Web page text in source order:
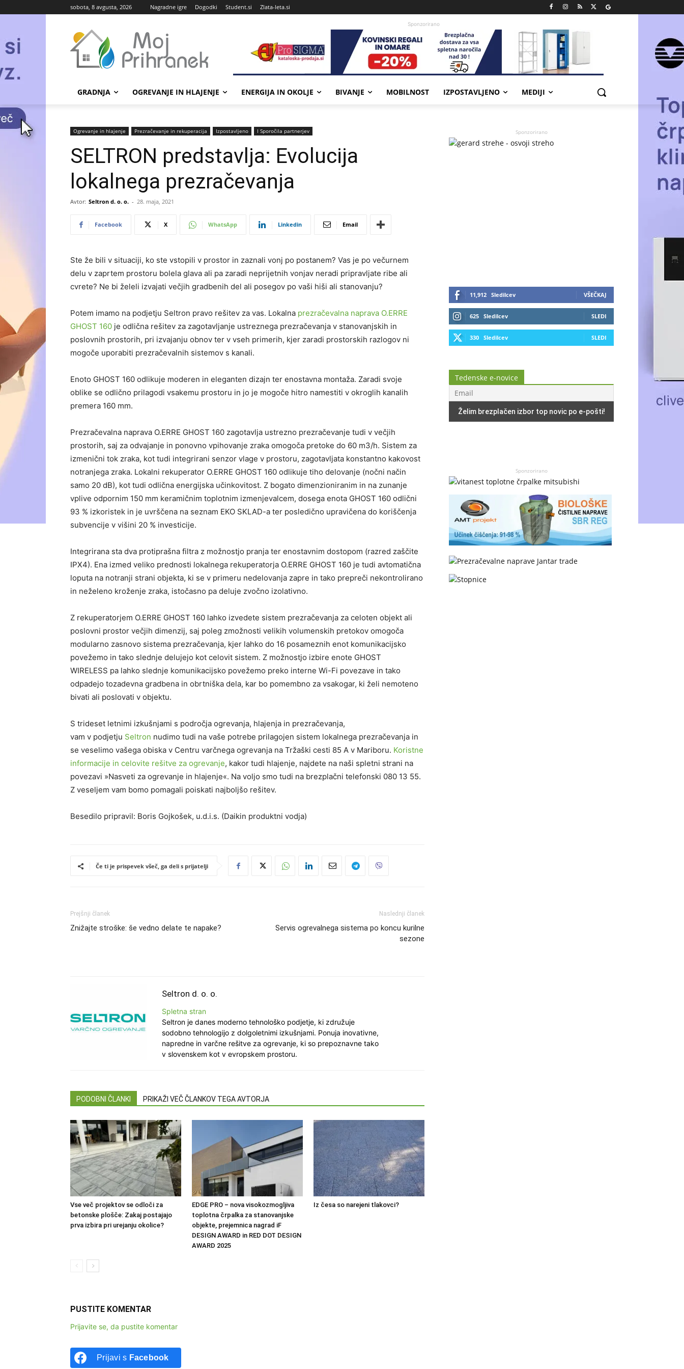
sobota, 8 avgusta, 2026 Nagradne igre Dogodki Student.si Zlata-leta.si
Sponzorirano
GRADNJA OGREVANJE IN HLAJENJE ENERGIJA IN OKOLJE BIVANJE MOBILNOST IZPOSTAVLJENO MEDIJI
Ogrevanje in hlajenje Prezračevanje in rekuperacija Izpostavljeno Ι Sporočila partnerjev
SELTRON predstavlja: Evolucija
lokalnega prezračevanja
Avtor: Seltron d. o. o. - 28. maja, 2021
Facebook X WhatsApp Linkedin Email
Ste že bili v situaciji, ko ste vstopili v prostor in zaznali vonj po postanem? Vas je po večurnem
delu v zaprtem prostoru bolela glava ali pa zaradi neprijetnih vonjav neradi pripravljate ribe ali
cvrete? Ne bi želeli izvajati večjih gradbenih del ali posegov po vaši hiši ali stanovanju?
Potem imamo na podjetju Seltron pravo rešitev za vas. Lokalna prezračevalna naprava O.ERRE
GHOST 160 je odlična rešitev za zagotavljanje ustreznega prezračevanja v stanovanjskih in
poslovnih prostorih, pri izvajanju obnov ter v vseh primerih, kjer zaradi prostorskih razlogov ni
mogoče uporabiti prezračevalnih sistemov s kanali.
Enoto GHOST 160 odlikuje moderen in eleganten dizajn ter enostavna montaža. Zaradi svoje
oblike se odlično prilagodi vsakemu prostoru in jo je mogoče hitro namestiti v okroglih kanalih
premera 160 mm.
Prezračevalna naprava O.ERRE GHOST 160 zagotavlja ustrezno prezračevanje tudi v večjih
prostorih, saj za odvajanje in ponovno vpihovanje zraka omogoča pretoke do 60 m3/h. Sistem za
izmenični tok zraka, kot tudi integrirani senzor vlage v prostoru, zagotavljata konstantno kakovost
notranjega zraka. Lokalni rekuperator O.ERRE GHOST 160 odlikuje tiho delovanje (nočni način
samo 20 dB), kot tudi odlična energijska učinkovitost. Z bogato dimenzioniranim in na zunanje
vplive odpornim 150 mm keramičnim toplotnim izmenjevalcem, dosega enota GHOST 160 odlični
93 % izkoristek in je uvrščena na seznam EKO SKLAD-a ter posledično upravičena do koriščenja
subvencije v višini 20 % investicije.
Integrirana sta dva protiprašna filtra z možnostjo pranja ter enostavnim dostopom (razred zaščite
IPX4). Ena izmed veliko prednosti lokalnega rekuperatorja O.ERRE GHOST 160 je tudi avtomatična
loputa na notranji strani objekta, ki se v primeru nedelovanja zapre in tako prepreči nekontrolirano
in neželeno kroženje zraka, istočasno pa deluje zvočno izolativno.
Z rekuperatorjem O.ERRE GHOST 160 lahko izvedete sistem prezračevanja za celoten objekt ali
poslovni prostor večjih dimenzij, saj poleg zmožnosti velikih volumenskih pretokov omogoča
modularno zasnovo sistema prezračevanja, kjer lahko do 16 posameznih enot komunikacijsko
povežemo in tako slednje delujejo kot celovit sistem. Z možnostjo izbire enote GHOST
WIRELESS pa lahko slednje komunikacijsko povežemo preko interne Wi-Fi povezave in tako
odpadejo tozadevna gradbena in obrtniška dela, kar bo pomembno za vsakogar, ki želi nemoteno
bivati ali poslovati v objektu.
S trideset letnimi izkušnjami s področja ogrevanja, hlajenja in prezračevanja,
vam v podjetju Seltron nudimo tudi na vaše potrebe prilagojen sistem lokalnega prezračevanja in
se veselimo vašega obiska v Centru varčnega ogrevanja na Tržaški cesti 85 A v Mariboru. Koristne
informacije in celovite rešitve za ogrevanje, kakor tudi hlajenje, najdete na naši spletni strani na
povezavi »Nasveti za ogrevanje in hlajenje«. Na voljo smo tudi na brezplačni telefonski 080 13 55.
Z veseljem vam bomo pomagali poiskati najboljšo rešitev.
Besedilo pripravil: Boris Gojkošek, u.d.i.s. (Daikin produktni vodja)
Če ti je prispevek všeč, ga deli s prijatelji
Prejšnji članek
Znižajte stroške: še vedno delate te napake?
Naslednji članek
Servis ogrevalnega sistema po koncu kurilne
sezone
Seltron d. o. o.
Spletna stran
Seltron je danes moderno tehnološko podjetje, ki združuje
sodobno tehnologijo z dolgoletnimi izkušnjami. Ponuja inovativne,
napredne in varčne rešitve za ogrevanje, ki so prepoznavne tako
v slovenskem kot v evropskem prostoru.
PODOBNI ČLANKI PRIKAŽI VEČ ČLANKOV TEGA AVTORJA
Vse več projektov se odloči za
betonske plošče: Zakaj postajajo
prva izbira pri urejanju okolice?
EDGE PRO – nova visokozmogljiva
toplotna črpalka za stanovanjske
objekte, prejemnica nagrad iF
DESIGN AWARD in RED DOT DESIGN
AWARD 2025
Iz česa so narejeni tlakovci?
PUSTITE KOMENTAR
Prijavite se, da pustite komentar
Prijavi s Facebook
Sponzorirano
11,912 Sledilcev VŠEČKAJ
625 Sledilcev SLEDI
330 Sledilcev SLEDI
Tedenske e-novice
Sponzorirano